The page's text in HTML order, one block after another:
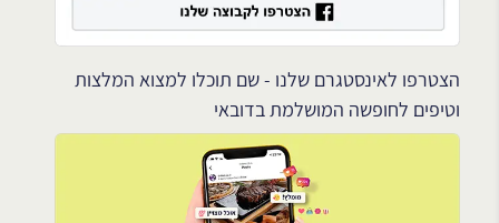
הצטרפו לאינסטגרם שלנו - שם תוכלו למצוא המלצות
וטיפים לחופשה המושלמת בדובאי